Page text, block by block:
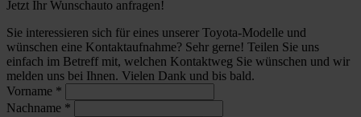
Jetzt Ihr Wunschauto anfragen!
Sie interessieren sich für eines unserer Toyota-Modelle und
wünschen eine Kontaktaufnahme? Sehr gerne! Teilen Sie uns
einfach im Betreff mit, welchen Kontaktweg Sie wünschen und wir
melden uns bei Ihnen. Vielen Dank und bis bald.
Vorname *
Nachname *